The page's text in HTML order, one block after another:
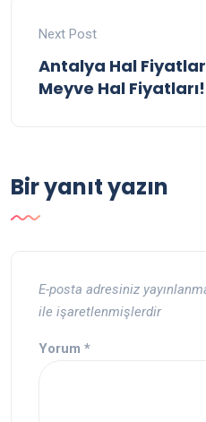
Next Post
Antalya Hal
Meyve Hal Fiyatları!
Bir yanıt yazın
E-posta adresiniz
ile işaretlenmişlerdir
Yorum *